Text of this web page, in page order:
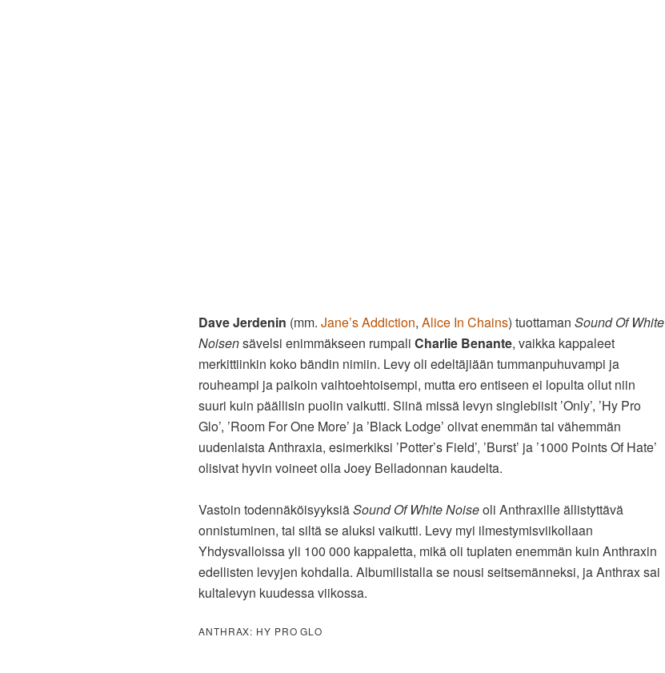
Dave Jerdenin (mm. Jane’s Addiction, Alice In Chains) tuottaman Sound Of White
Noisensävelsi enimmäkseen rumpali Charlie Benante, vaikka kappaleet
merkittiinkin koko bändin nimiin. Levy oli edeltäjiään tummanpuhuvampi ja
rouheampi ja paikoin vaihtoehtoisempi, mutta ero entiseen ei lopulta ollut niin
suuri kuin päällisin puolin vaikutti. Siinä missä levyn singlebiisit ’Only’, ’Hy Pro
Glo’, ’Room For One More’ ja ’Black Lodge’ olivat enemmän tai vähemmän
uudenlaista Anthraxia, esimerkiksi ’Potter’s Field’, ’Burst’ ja ’1000 Points Of Hate’
olisivat hyvin voineet olla Joey Belladonnan kaudelta.
Vastoin todennäköisyyksiäSound Of White Noiseoli Anthraxille ällistyttävä
onnistuminen, tai siltä se aluksi vaikutti. Levy myi ilmestymisviikollaan
Yhdysvalloissa yli 100 000 kappaletta, mikä oli tuplaten enemmän kuin Anthraxin
edellisten levyjen kohdalla. Albumilistalla se nousi seitsemänneksi, ja Anthrax sai
kultalevyn kuudessa viikossa.
ANTHRAX: HY PRO GLO